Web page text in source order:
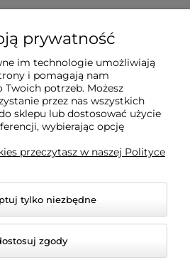
prawa zastrzeżone.
prywatność
im technologie umożliwiają
i pomagają nam
potrzeb. Możesz
przez nas wszystkich
sklepu lub dostosować użycie
wybierając opcję
przeczytasz w naszej Polityce
tylko niezbędne
zgody